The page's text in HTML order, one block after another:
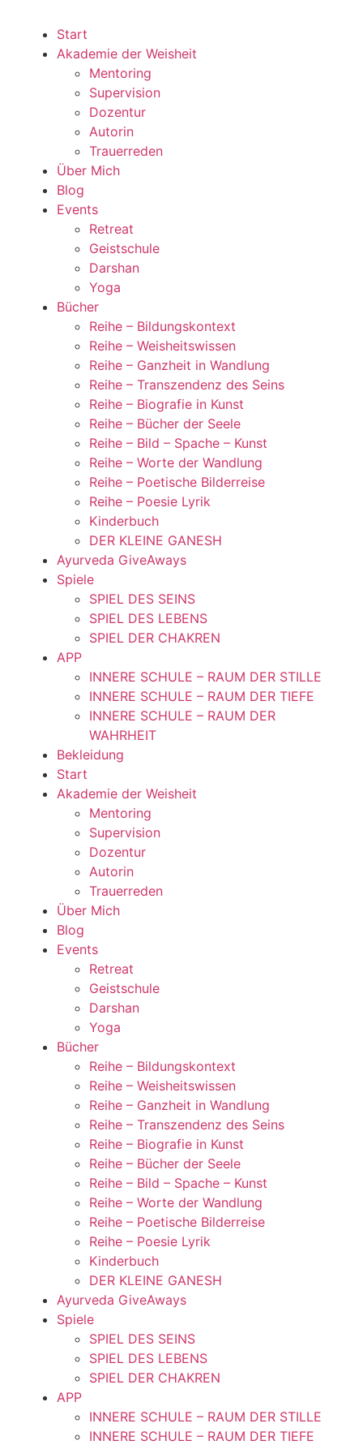
Start
Akademie der Weisheit
Mentoring
Supervision
Dozentur
Autorin
Trauerreden
Über Mich
Blog
Events
Retreat
Geistschule
Darshan
Yoga
Bücher
Reihe – Bildungskontext
Reihe – Weisheitswissen
Reihe – Ganzheit in Wandlung
Reihe – Transzendenz des Seins
Reihe – Biografie in Kunst
Reihe – Bücher der Seele
Reihe – Bild – Spache – Kunst
Reihe – Worte der Wandlung
Reihe – Poetische Bilderreise
Reihe – Poesie Lyrik
Kinderbuch
DER KLEINE GANESH
Ayurveda GiveAways
Spiele
SPIEL DES SEINS
SPIEL DES LEBENS
SPIEL DER CHAKREN
APP
INNERE SCHULE – RAUM DER STILLE
INNERE SCHULE – RAUM DER TIEFE
INNERE SCHULE – RAUM DER
WAHRHEIT
Bekleidung
Start
Akademie der Weisheit
Mentoring
Supervision
Dozentur
Autorin
Trauerreden
Über Mich
Blog
Events
Retreat
Geistschule
Darshan
Yoga
Bücher
Reihe – Bildungskontext
Reihe – Weisheitswissen
Reihe – Ganzheit in Wandlung
Reihe – Transzendenz des Seins
Reihe – Biografie in Kunst
Reihe – Bücher der Seele
Reihe – Bild – Spache – Kunst
Reihe – Worte der Wandlung
Reihe – Poetische Bilderreise
Reihe – Poesie Lyrik
Kinderbuch
DER KLEINE GANESH
Ayurveda GiveAways
Spiele
SPIEL DES SEINS
SPIEL DES LEBENS
SPIEL DER CHAKREN
APP
INNERE SCHULE – RAUM DER STILLE
INNERE SCHULE – RAUM DER TIEFE